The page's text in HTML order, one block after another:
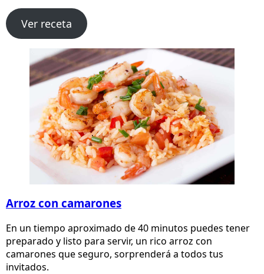
Ver receta
Arroz con camarones
En un tiempo aproximado de 40 minutos puedes tener
preparado y listo para servir, un rico arroz con
camarones que seguro, sorprenderá a todos tus
invitados.